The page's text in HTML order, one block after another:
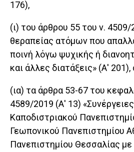
176),
(ι) του άρθρου 55 του ν.
θεραπείας ατόμων που
ποινή λόγω ψυχικής ή
και άλλες διατάξεις» (Α'
(ια) τα άρθρα 53-67 του
4589/2019 (Α' 13)
Καποδιστριακού
Γεωπονικού Πανεπιστημίου
Πανεπιστημίου Θεσσαλίας με